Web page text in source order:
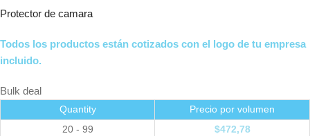
Protector de camara
Todos los productos están cotizados con el logo de tu empresa
incluido.
Bulk deal
Quantity
Precio por volumen
20 - 99
$472,78